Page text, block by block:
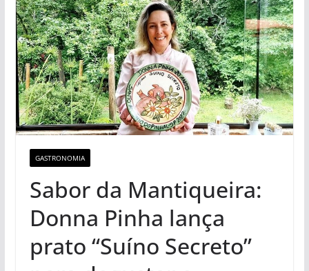
GASTRONOMIA
Sabor da Mantiqueira:
Donna Pinha lança
prato “Suíno Secreto”